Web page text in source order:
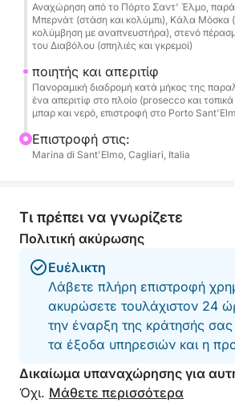
Στο πλοίο, η ατμόσφαιρα είναι
αυθεντική: θα απολαύσετε ένα
prosecco και τοπικά πατατάκια,
νερό και την άνεση ενός μίνι
αναζωογονητικό διάλειμμα στη
Αναχώρηση από το Πόρτο Σαντ' Έλμο,
Μπερνάτ (στάση και κολύμπι), Κάλα Μόσκα
κολύμβηση με αναπνευστήρα), στενό
του Διαβόλου (σπηλιές και γκρεμοί)
ποιητής και απεριτίφ
Πανοραμική διαδρομή κατά μήκος της
ένα απεριτίφ στο πλοίο (prosecco και τοπικά
μπαρ και νερό, επιστροφή στο Porto
Επιστροφή στις:
Marina di Sant'Elmo, Cagliari, Italia
Τι πρέπει να γνωρίζετε
Πολιτική ακύρωσης
Ευέλικτη
Λάβετε πλήρη επιστροφή
ακυρώσετε τουλάχιστον 24
την έναρξη της κράτησής σας
τα έξοδα υπηρεσιών και η
Δικαίωμα υπαναχώρησης για
Όχι. Μάθετε περισσότερα